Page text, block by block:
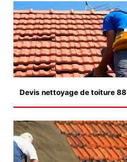
Devis nettoyage de toiture 88